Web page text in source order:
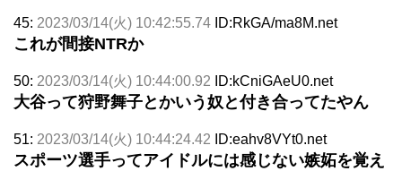
45: 2023/03/14(火) 10:42:55.74 ID:RkGA/ma8M.net
これが間接NTRか
50: 2023/03/14(火) 10:44:00.92 ID:kCniGAeU0.net
大谷って狩野舞子とかいう奴と付き合ってたやん
51: 2023/03/14(火) 10:44:24.42 ID:eahv8VYt0.net
スポーツ選手ってアイドルには感じない嫉妬を覚え